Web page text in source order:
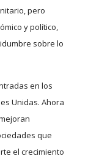
pero
y político,
sobre lo
en los
Unidas. Ahora
que
el crecimiento